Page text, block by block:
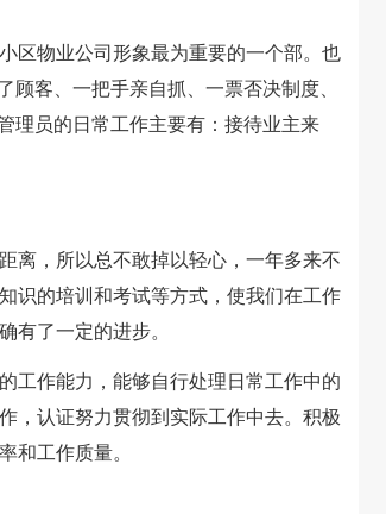
物业公司形象最为重要的一个部。也
顾客、一把手亲自抓、一票否决制度、
理员的日常工作主要有：接待业主来
，所以总不敢掉以轻心，一年多来不
识的培训和考试等方式，使我们在工作
有了一定的进步。
作能力，能够自行处理日常工作中的
，认证努力贯彻到实际工作中去。积极
和工作质量。